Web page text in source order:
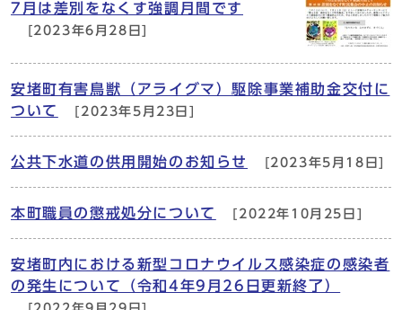
7月は差別をなくす強調月間です
[2023年6月28日]
安堵町有害鳥獣（アライグマ）駆除事業補助金交付に
ついて
[2023年5月23日]
公共下水道の供用開始のお知らせ [2023年5月18日]
本町職員の懲戒処分について [2022年10月25日]
安堵町内における新型コロナウイルス感染症の感染者
の発生について（令和4年9月26日更新終了）